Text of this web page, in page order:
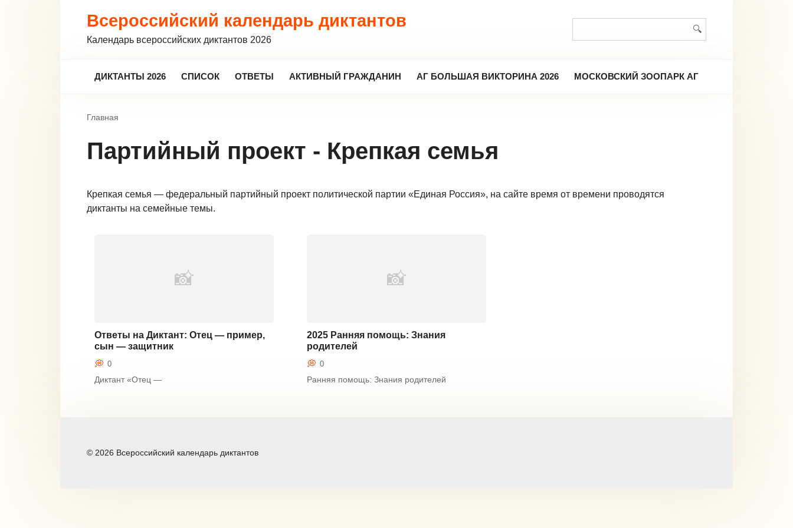
Всероссийский календарь диктантов
Календарь всероссийских диктантов 2026
ДИКТАНТЫ 2026 СПИСОК ОТВЕТЫ АКТИВНЫЙ ГРАЖДАНИН АГ БОЛЬШАЯ ВИКТОРИНА 2026 МОСКОВСКИЙ ЗООПАРК АГ
Главная
Партийный проект - Крепкая семья
Крепкая семья — федеральный партийный проект политической партии «Единая Россия», на сайте время от времени проводятся
диктанты на семейные темы.
Крепкая семья
Ответы на Диктант: Отец — пример,
сын — защитник
0
Диктант «Отец —
Крепкая семья
2025 Ранняя помощь: Знания
родителей
0
Ранняя помощь: Знания родителей
© 2026 Всероссийский календарь диктантов